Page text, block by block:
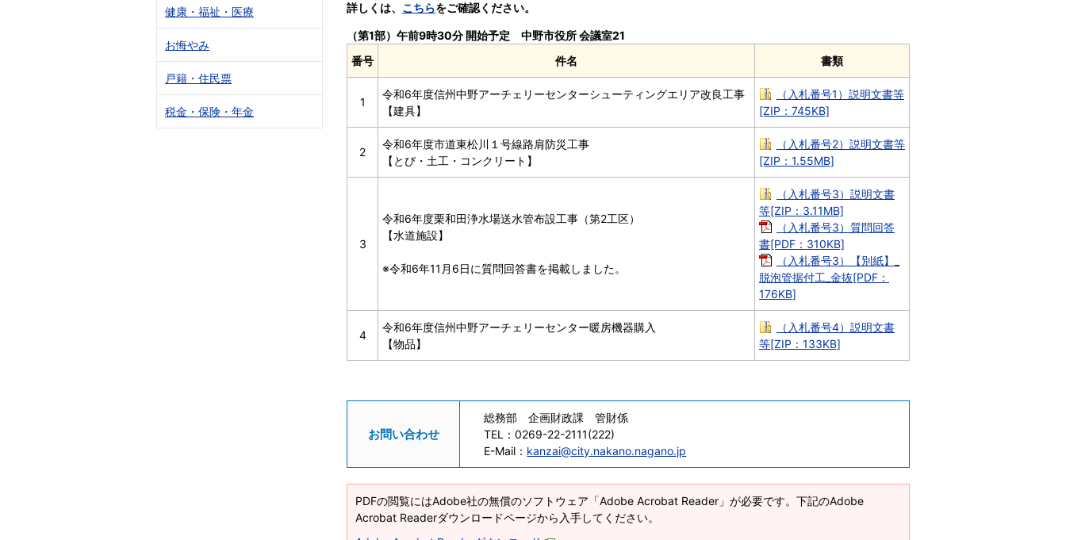
詳しくは、 こちらをご確認ください。
番号 件名 書類
（第1部）午前9時30分 開始予定 中野市役所 会議室21
1
令和6年度信州中野アーチェリーセンターシューティングエリア改良工事
【建具】
（入札番号1）説明文書等
[ZIP：745KB]
2
令和6年度市道東松川１号線路肩防災工事
【とび・土工・コンクリート】
（入札番号2）説明文書等
[ZIP：1.55MB]
3
令和6年度栗和田浄水場送水管布設工事（第2工区）
【水道施設】
※令和6年11月6日に質問回答書を掲載しました。
（入札番号3）説明文書
等[ZIP：3.11MB]
（入札番号3）質問回答
書[PDF：310KB]
（入札番号3）【別紙】_
脱泡管据付工_金抜[PDF：
176KB]
4
令和6年度信州中野アーチェリーセンター暖房機器購入
【物品】
（入札番号4）説明文書
等[ZIP：133KB]
お問い合わせ
総務部 企画財政課 管財係
TEL：0269-22-2111(222)
E-Mail： kanzai@city.nakano.nagano.jp
PDFの閲覧にはAdobe社の無償のソフトウェア「Adobe Acrobat Reader」が必要です。下記のAdobe
Acrobat Readerダウンロードページから入手してください。
健康・福祉・医療
お悔やみ
戸籍・住民票
税金・保険・年金